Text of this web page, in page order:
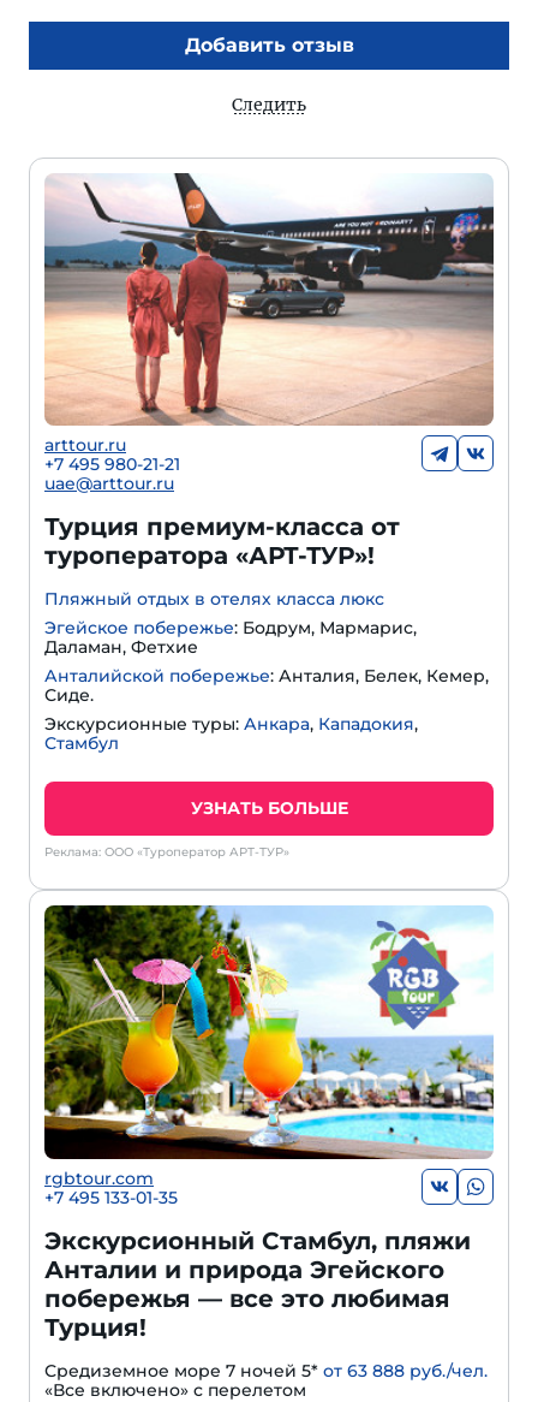
Добавить отзыв
Следить
arttour.ru
+7 495 980-21-21
uae@arttour.ru
Турция премиум-класса от
туроператора «АРТ-ТУР»!
Пляжный отдых в отелях класса люкс
Эгейское побережье: Бодрум, Мармарис,
Даламан, Фетхие
Анталийской побережье: Анталия, Белек, Кемер,
Сиде.
Экскурсионные туры: Анкара, Кападокия,
Стамбул
УЗНАТЬ БОЛЬШЕ
Реклама: ООО «Туроператор АРТ-ТУР»
rgbtour.com
+7 495 133-01-35
Экскурсионный Стамбул, пляжи
Анталии и природа Эгейского
побережья — все это любимая
Турция!
Средиземное море 7 ночей 5* от 63 888 руб./чел.
«Все включено» с перелетом